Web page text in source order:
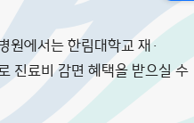
원에서는 한림대학교 재·
진료비 감면 혜택을 받으실 수